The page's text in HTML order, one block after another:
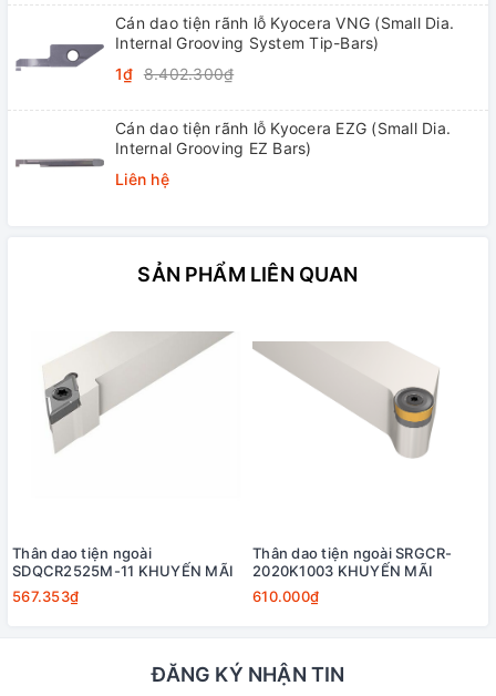
Cán dao tiện rãnh lỗ Kyocera VNG (Small Dia.
Internal Grooving System Tip-Bars)
1₫ 8.402.300₫
Cán dao tiện rãnh lỗ Kyocera EZG (Small Dia.
Internal Grooving EZ Bars)
Liên hệ
SẢN PHẨM LIÊN QUAN
Thân dao tiện ngoài
SDQCR2525M-11 KHUYẾN MÃI
567.353₫
Thân dao tiện ngoài SRGCR-
2020K1003 KHUYẾN MÃI
610.000₫
ĐĂNG KÝ NHẬN TIN